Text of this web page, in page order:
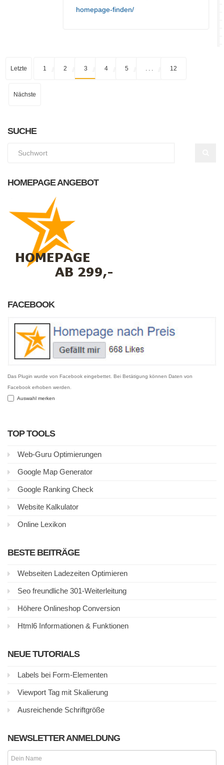
homepage-finden/
Letzte 1 2 3 4 5 12
Nächste
SUCHE
HOMEPAGE ANGEBOT
FACEBOOK
Das Plugin wurde von Facebook eingebettet. Bei Betätigung können Daten von
Facebook erhoben werden.
Auswahl merken
TOP TOOLS
Web-Guru Optimierungen
Google Map Generator
Google Ranking Check
Website Kalkulator
Online Lexikon
BESTE BEITRÄGE
Webseiten Ladezeiten Optimieren
Seo freundliche 301-Weiterleitung
Höhere Onlineshop Conversion
Html6 Informationen & Funktionen
NEUE TUTORIALS
Labels bei Form-Elementen
Viewport Tag mit Skalierung
Ausreichende Schriftgröße
NEWSLETTER ANMELDUNG